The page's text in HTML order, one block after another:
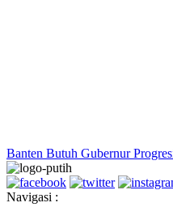
Banten Butuh Gubernur
Navigasi :